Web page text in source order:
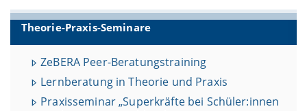
Theorie-Praxis-Seminare
ZeBERA Peer-Beratungstraining
Lernberatung in Theorie und Praxis
Praxisseminar „Superkräfte bei Schüler:innen